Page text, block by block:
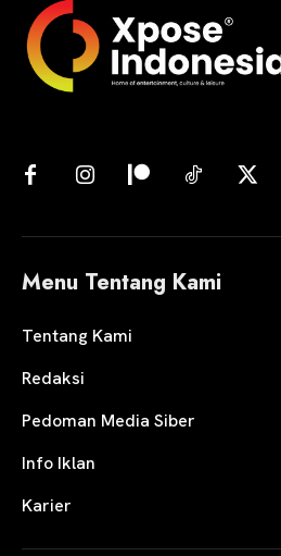
Menu Tentang Kami
Tentang Kami
Redaksi
Pedoman Media Siber
Info Iklan
Karier